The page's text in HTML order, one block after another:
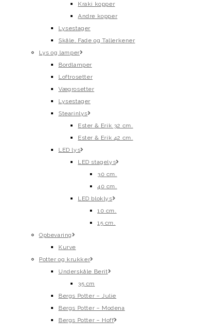
Kraki kopper
Andre kopper
Lysestager
Skåle, Fade og Tallerkener
Lys og lamper
Bordlamper
Loftrosetter
Vægrosetter
Lysestager
Stearinlys
Ester & Erik 32 cm.
Ester & Erik 42 cm.
LED lys
LED stagelys
30 cm.
40 cm.
LED bloklys
10 cm.
15 cm.
Opbevaring
Kurve
Potter og krukker
Underskåle Berit
35 cm
Bergs Potter – Julie
Bergs Potter – Modena
Bergs Potter – Hoff